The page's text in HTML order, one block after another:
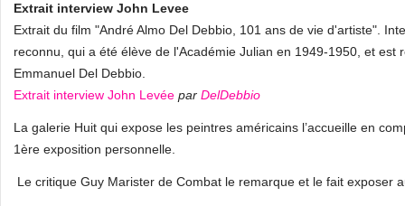
Extrait interview John Levee
Extrait du film "André Almo Del Debbio, 101 ans de vie d'artiste".
reconnu, qui a été élève de l'Académie Julian en 1949-1950, et
Emmanuel Del Debbio.
Extrait interview John Levée par DelDebbio
La galerie Huit qui expose les peintres américains l’accueille en
1ère exposition personnelle.
Le critique Guy Marister de Combat le remarque et le fait exposer